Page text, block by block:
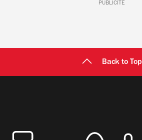
PUBLICITÉ
Back to Top